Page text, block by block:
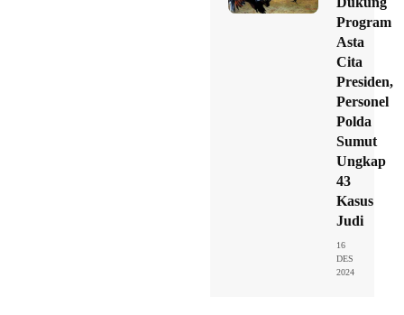
Program
Asta
Cita
Presiden,
Personel
Polda
Sumut
Ungkap
43
Kasus
Judi
16
DES
2024